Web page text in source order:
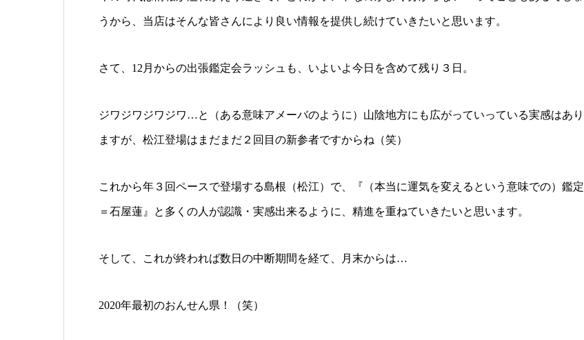
うから、当店はそんな皆さんにより良い情報を提供し続けていきたいと思います。
さて、12月からの出張鑑定会ラッシュも、いよいよ今日を含めて残り３日。
ジワジワジワジワ…と（ある意味アメーバのように）山陰地方にも広がっていっている実感はあり
ますが、松江登場はまだまだ２回目の新参者ですからね（笑）
これから年３回ペースで登場する島根（松江）で、『（本当に運気を変えるという意味での）鑑定
＝石屋蓮』と多くの人が認識・実感出来るように、精進を重ねていきたいと思います。
そして、これが終われば数日の中断期間を経て、月末からは…
2020年最初のおんせん県！（笑）